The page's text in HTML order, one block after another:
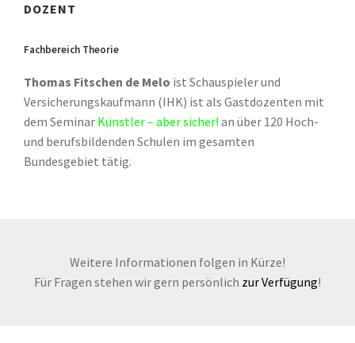
DOZENT
Fachbereich Theorie
Thomas Fitschen de Melo ist Schauspieler und
Versicherungskaufmann (IHK) ist als Gastdozenten mit
dem Seminar Künstler – aber sicher! an über 120 Hoch-
und berufsbildenden Schulen im gesamten
Bundesgebiet tätig.
Weitere Informationen folgen in Kürze!
Für Fragen stehen wir gern persönlich zur Verfügung!